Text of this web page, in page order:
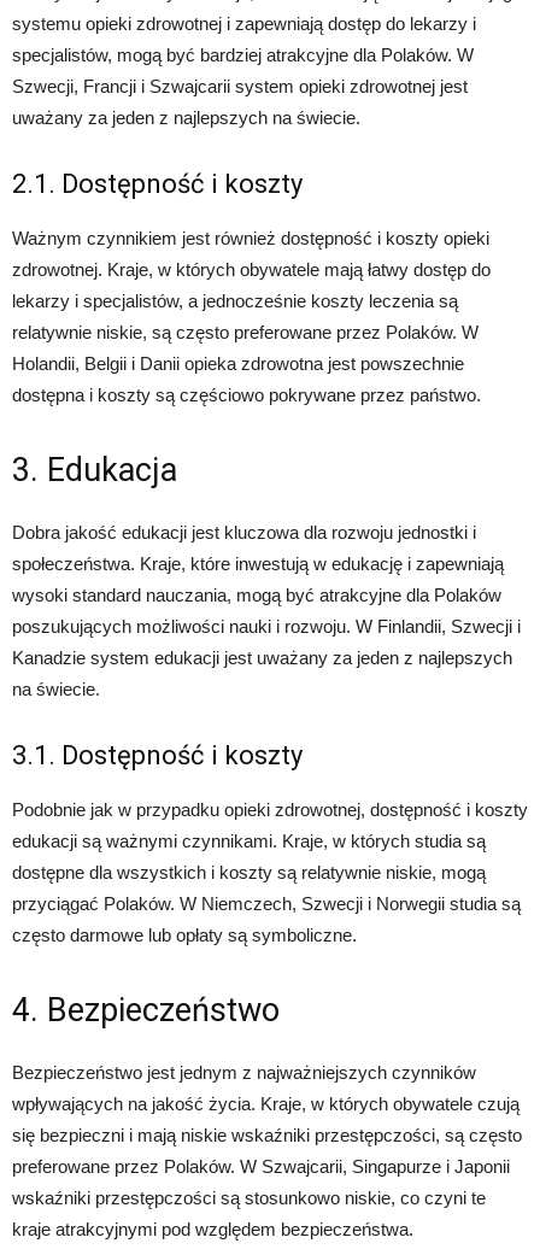
systemu opieki zdrowotnej i zapewniają dostęp do lekarzy i
specjalistów, mogą być bardziej atrakcyjne dla Polaków. W
Szwecji, Francji i Szwajcarii system opieki zdrowotnej jest
uważany za jeden z najlepszych na świecie.
2.1. Dostępność i koszty
Ważnym czynnikiem jest również dostępność i koszty opieki
zdrowotnej. Kraje, w których obywatele mają łatwy dostęp do
lekarzy i specjalistów, a jednocześnie koszty leczenia są
relatywnie niskie, są często preferowane przez Polaków. W
Holandii, Belgii i Danii opieka zdrowotna jest powszechnie
dostępna i koszty są częściowo pokrywane przez państwo.
3. Edukacja
Dobra jakość edukacji jest kluczowa dla rozwoju jednostki i
społeczeństwa. Kraje, które inwestują w edukację i zapewniają
wysoki standard nauczania, mogą być atrakcyjne dla Polaków
poszukujących możliwości nauki i rozwoju. W Finlandii, Szwecji i
Kanadzie system edukacji jest uważany za jeden z najlepszych
na świecie.
3.1. Dostępność i koszty
Podobnie jak w przypadku opieki zdrowotnej, dostępność i koszty
edukacji są ważnymi czynnikami. Kraje, w których studia są
dostępne dla wszystkich i koszty są relatywnie niskie, mogą
przyciągać Polaków. W Niemczech, Szwecji i Norwegii studia są
często darmowe lub opłaty są symboliczne.
4. Bezpieczeństwo
Bezpieczeństwo jest jednym z najważniejszych czynników
wpływających na jakość życia. Kraje, w których obywatele czują
się bezpieczni i mają niskie wskaźniki przestępczości, są często
preferowane przez Polaków. W Szwajcarii, Singapurze i Japonii
wskaźniki przestępczości są stosunkowo niskie, co czyni te
kraje atrakcyjnymi pod względem bezpieczeństwa.